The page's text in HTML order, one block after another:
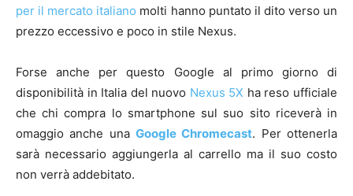
per il mercato italiano molti hanno puntato il dito verso un
prezzo eccessivo e poco in stile Nexus.
Forse anche per questo Google al primo giorno di
disponibilità in Italia del nuovo Nexus 5X ha reso ufficiale
che chi compra lo smartphone sul suo sito riceverà in
omaggio anche una Google Chromecast. Per ottenerla
sarà necessario aggiungerla al carrello ma il suo costo
non verrà addebitato.